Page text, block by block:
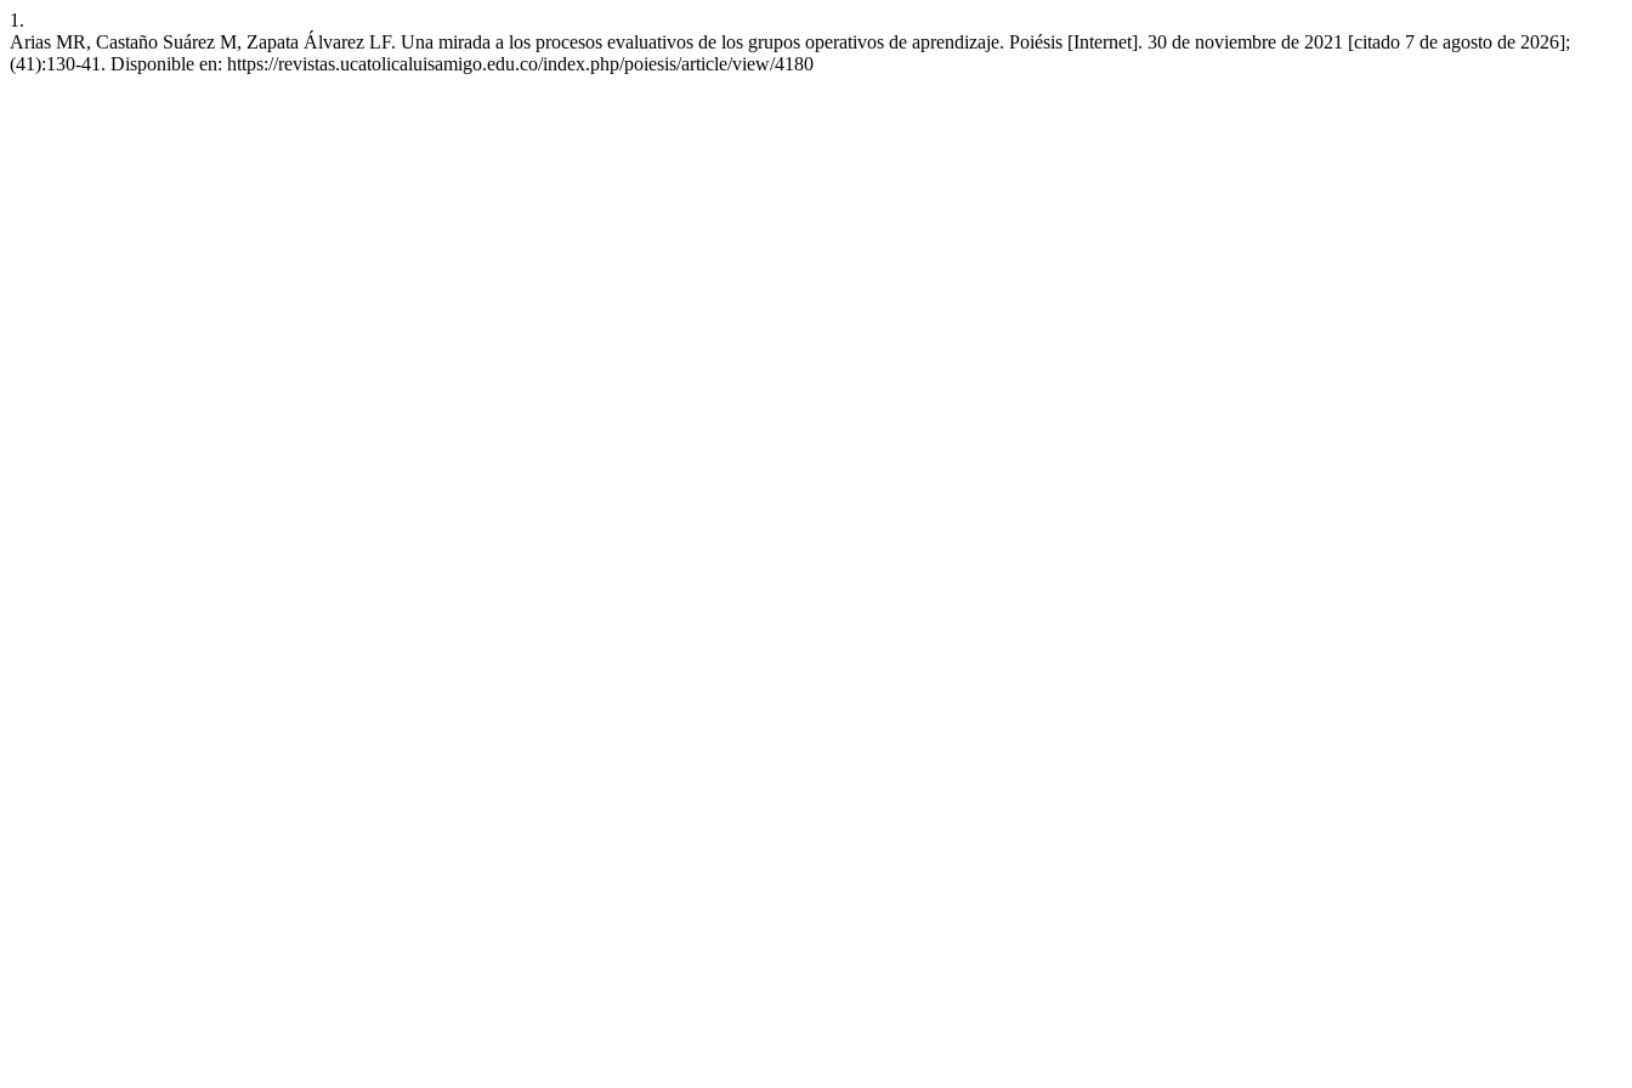
1.
Arias MR, Castaño Suárez M, Zapata Álvarez LF. Una mirada a los procesos evaluativos de los grupos operativos de aprendizaje. Poiésis [Internet]. 30 de noviembre de 2021 [citado 7 de agosto de 2026];
(41):130-41. Disponible en: https://revistas.ucatolicaluisamigo.edu.co/index.php/poiesis/article/view/4180